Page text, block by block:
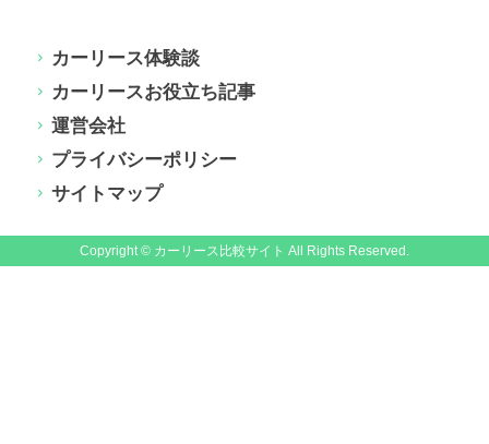
カーリース体験談
カーリースお役立ち記事
運営会社
プライバシーポリシー
サイトマップ
Copyright © カーリース比較サイト All Rights Reserved.